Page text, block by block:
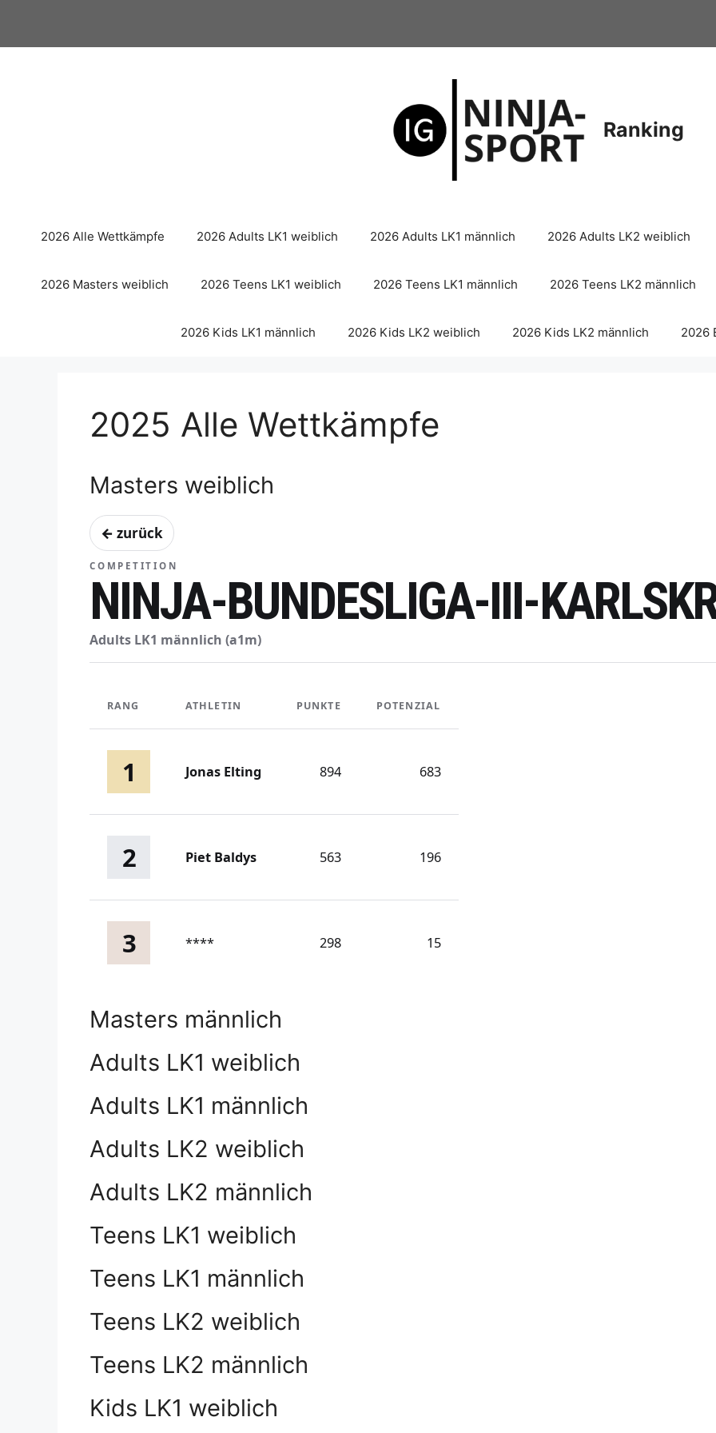
springen
Ranking
2026 Alle Wettkämpfe 2026 Adults LK1 weiblich 2026 Adults LK1 männlich 2026 Adults LK2 weiblich
2026 Masters weiblich 2026 Teens LK1 weiblich 2026 Teens LK1 männlich 2026 Teens LK2 männlich
2026 Kids LK1 männlich 2026 Kids LK2 weiblich 2026 Kids LK2 männlich 2026
2025 Alle Wettkämpfe
Masters weiblich
← zurück
COMPETITION
NINJA-BUNDESLIGA-III-
Adults LK1 männlich (a1m)
RANG ATHLETIN PUNKTE POTENZIAL
1 Jonas Elting 894 683
2 Piet Baldys 563 196
3 **** 298 15
Masters männlich
Adults LK1 weiblich
Adults LK1 männlich
Adults LK2 weiblich
Adults LK2 männlich
Teens LK1 weiblich
Teens LK1 männlich
Teens LK2 weiblich
Teens LK2 männlich
Kids LK1 weiblich